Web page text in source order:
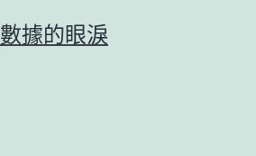
數據的眼淚